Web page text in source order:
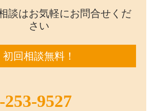
談はお気軽にお問合せくだ
さい
初回相談無料！
253-9527